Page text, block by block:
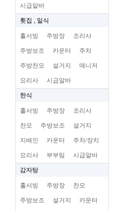
시급알바
횟집 , 일식
홀서빙 주방장 조리사
주방보조 카운터 주차
주방찬모 설거지 매니저
요리사 시급알바
한식
홀서빙 주방장 조리사
찬모 주방보조 설거지
지배인 카운터 주차/장치
요리사 부부팀 시급알바
감자탕
홀서빙 주방장 찬모
주방보조 설거지 카운터